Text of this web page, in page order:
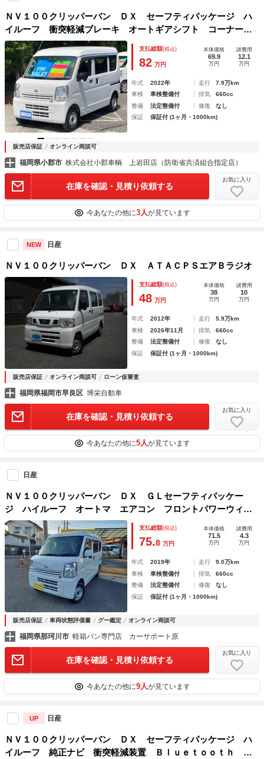
ＮＶ１００クリッパーバン ＤＸ セーフティパッケージ ハ
イルーフ 衝突軽減ブレーキ オートギアシフト コーナーセ
ンサ ドラレコ パワーウィンドウ ＥＴＣ ２ｎｄ発進 誤
発進抑制装置 オートハイビーム レーン逸脱警報 ＵＳＢ入
力 光軸調整ライト ドアバイザー オートライト 記録簿
支払総額(税込)
82 万円
本体価格
69.9
万円
諸費用
12.1
万円
年式 2022年 走行
7.9万km
車検
車検整備付 排気
660cc
整備
法定整備付 修復
なし
保証
保証付 (1ヶ月・1000km)
販売店保証 オンライン商談可
福岡県小郡市 株式会社小郡車輌 上岩田店（防衛省共済組合指定店）
在庫を確認・見積り依頼する
お気に入り
今あなたの他に3人が見ています
NEW 日産
ＮＶ１００クリッパーバン ＤＸ ＡＴＡＣＰＳエアＢラジオ
支払総額(税込)
48 万円
本体価格
38
万円
諸費用
10
万円
年式 2012年 走行
5.9万km
車検
2026年11月 排気
660cc
整備
法定整備付 修復
なし
保証
保証付 (1ヶ月・1000km)
販売店保証 オンライン商談可 ローン仮審査
福岡県福岡市早良区 博栄自動車
在庫を確認・見積り依頼する
お気に入り
今あなたの他に5人が見ています
日産
ＮＶ１００クリッパーバン ＤＸ ＧＬセーフティパッケー
ジ ハイルーフ オートマ エアコン フロントパワーウィン
ドウ ４速 記録簿 禁煙車
支払総額(税込)
75.8 万円
本体価格
71.5
万円
諸費用
4.3
万円
年式 2019年 走行
9.0万km
車検
車検整備付 排気
660cc
整備
法定整備付 修復
なし
保証
保証付 (1ヶ月・1000km)
販売店保証 車両状態評価書 グー鑑定 オンライン商談可
福岡県那珂川市 軽箱バン専門店 カーサポート原
在庫を確認・見積り依頼する
お気に入り
今あなたの他に9人が見ています
UP 日産
ＮＶ１００クリッパーバン ＤＸ セーフティパッケージ ハ
イルーフ 純正ナビ 衝突軽減装置 Ｂｌｕｅｔｏｏｔｈ フ